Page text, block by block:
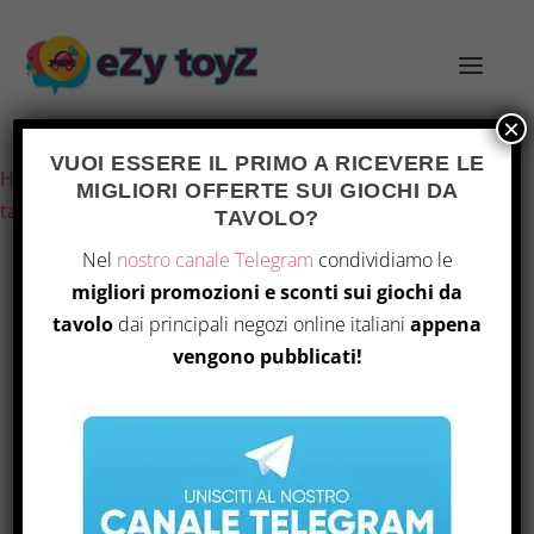
Home /Giochi e giocattoli/Giochi di società/Giochi da
tavolo
/ Ghenos Games – Terraforming Mars: Prelude
OFFERTA
VUOI ESSERE IL PRIMO A RICEVERE LE
MIGLIORI OFFERTE SUI GIOCHI DA
TAVOLO?
Nel nostro canale Telegram condividiamo le
migliori promozioni e sconti sui giochi da
tavolo dai principali negozi online italiani appena
vengono pubblicati!
×